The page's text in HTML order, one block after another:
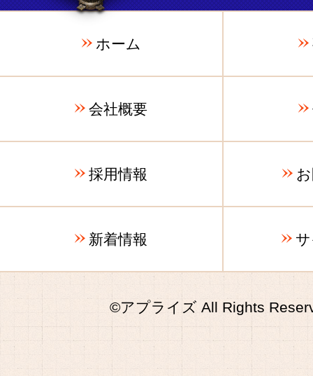
ホーム
会社概要
採用情報
新着情報
©アプライズ All Rights